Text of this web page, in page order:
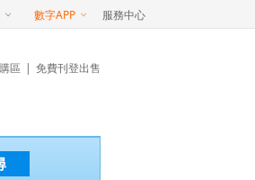
數字APP 服務中心
區 | 免費刊登出售